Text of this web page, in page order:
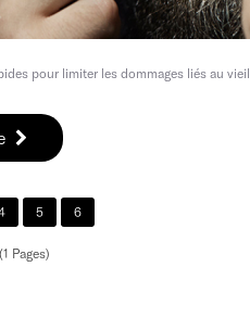
pour limiter les dommages liés au
5 6
Pages)